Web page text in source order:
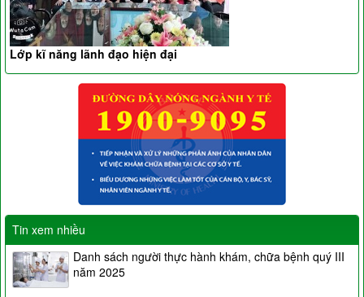
Lớp kĩ năng lãnh đạo hiện đại
Tin xem nhiều
Danh sách người thực hành khám, chữa bệnh quý III
năm 2025